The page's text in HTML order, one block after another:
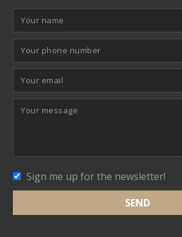
Sign me up for the newsletter!